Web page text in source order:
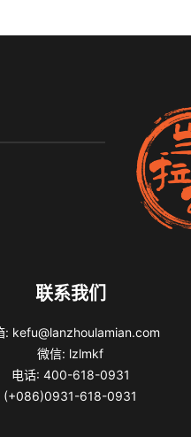
联系我们
: kefu@lanzhoulamian.com
微信: lzlmkf
电话: 400-618-0931
(+086)0931-618-0931